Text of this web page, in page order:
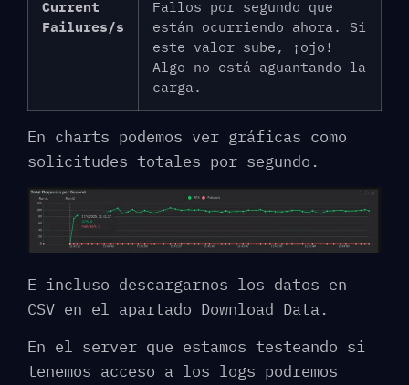
Current
Failures/s
Fallos por segundo que
están ocurriendo ahora. Si
este valor sube, ¡ojo!
Algo no está aguantando la
carga.
En charts podemos ver gráficas como
solicitudes totales por segundo.
E incluso descargarnos los datos en
CSV en el apartado Download Data.
En el server que estamos testeando si
tenemos acceso a los logs podremos